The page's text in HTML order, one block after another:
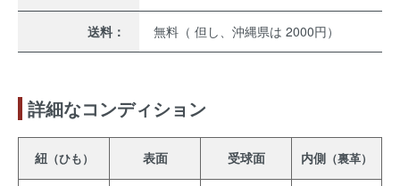
送料： 無料（ 但し、沖縄県は 2000円）
詳細なコンディション
紐（ひも） 表面 受球面 内側 （裏革）